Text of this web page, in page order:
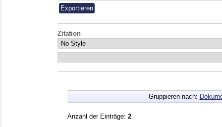
Zitation
Gruppieren nach:
Anzahl der Einträge: 2